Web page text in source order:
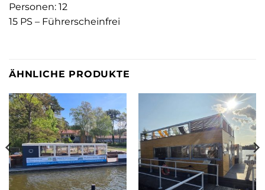
Personen: 12
15 PS – Führerscheinfrei
ÄHNLICHE PRODUKTE